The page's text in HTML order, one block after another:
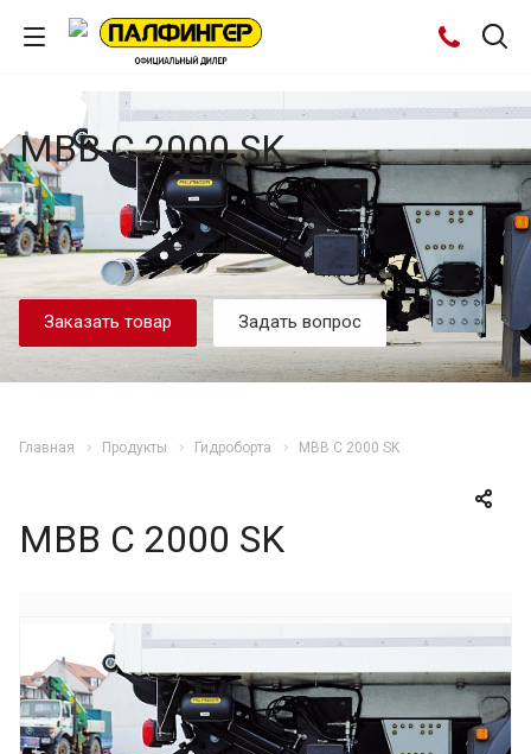
MBB C 2000 SK
Заказать товар Задать вопрос
Главная Продукты Гидроборта MBB C 2000 SK
MBB C 2000 SK